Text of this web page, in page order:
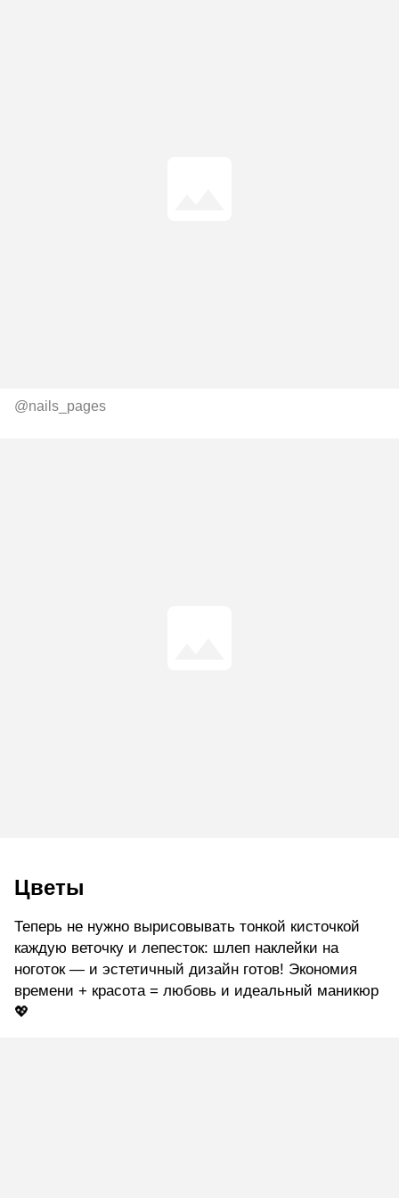
@nails_pages
Цветы
Теперь не нужно вырисовывать тонкой кисточкой
каждую веточку и лепесток: шлеп наклейки на
ноготок — и эстетичный дизайн готов! Экономия
времени + красота = любовь и идеальный маникюр
💖